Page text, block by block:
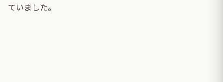
ていました。